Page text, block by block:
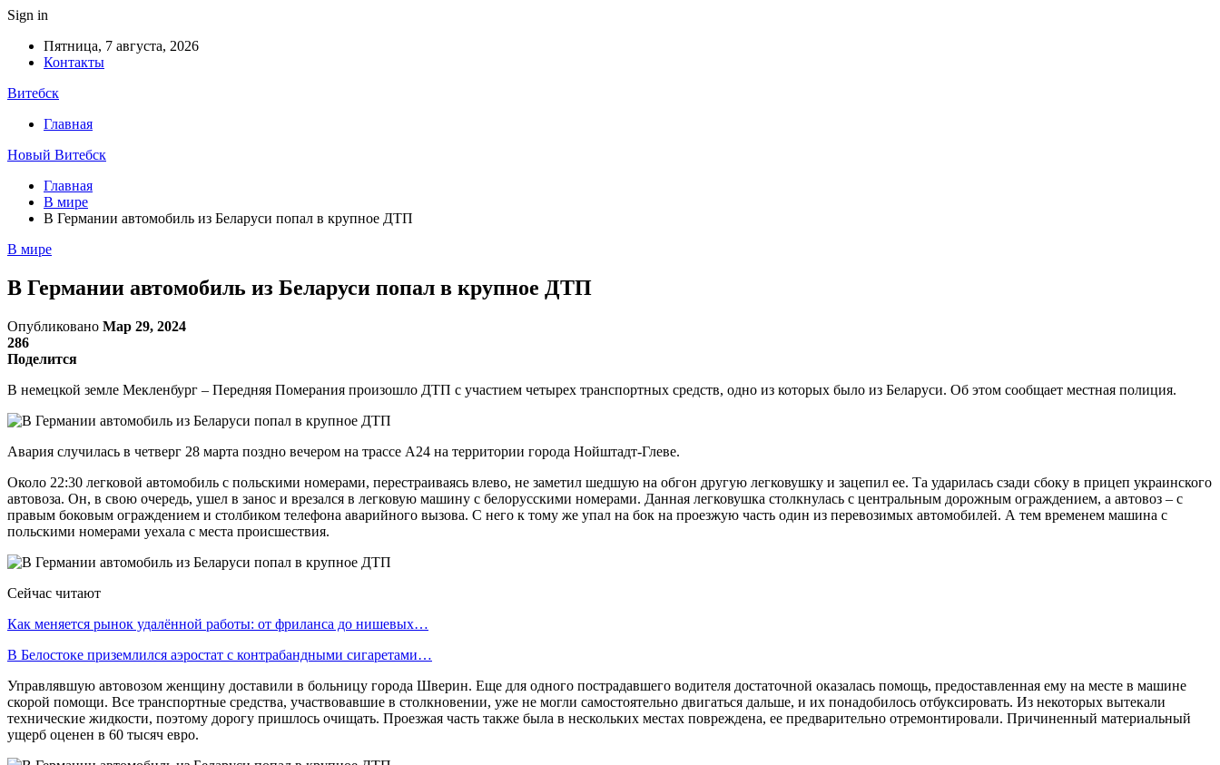
Sign in
Пятница, 7 августа, 2026
Контакты
Витебск
Главная
Новый Витебск
Главная
В мире
В Германии автомобиль из Беларуси попал в крупное ДТП
В мире
В Германии автомобиль из Беларуси попал в крупное ДТП
Опубликовано Мар 29, 2024
286
Поделится
В немецкой земле Мекленбург – Передняя Померания произошло ДТП с участием четырех транспортных средств, одно из которых было из Беларуси. Об этом сообщает местная полиция.
Авария случилась в четверг 28 марта поздно вечером на трассе А24 на территории города Нойштадт-Глеве.
Около 22:30 легковой автомобиль с польскими номерами, перестраиваясь влево, не заметил шедшую на обгон другую легковушку и зацепил ее. Та ударилась сзади сбоку в прицеп украинского
автовоза. Он, в свою очередь, ушел в занос и врезался в легковую машину с белорусскими номерами. Данная легковушка столкнулась с центральным дорожным ограждением, а автовоз – с
правым боковым ограждением и столбиком телефона аварийного вызова. С него к тому же упал на бок на проезжую часть один из перевозимых автомобилей. А тем временем машина с
польскими номерами уехала с места происшествия.
Сейчас читают
Как меняется рынок удалённой работы: от фриланса до нишевых…
В Белостоке приземлился аэростат с контрабандными сигаретами…
Управлявшую автовозом женщину доставили в больницу города Шверин. Еще для одного пострадавшего водителя достаточной оказалась помощь, предоставленная ему на месте в машине
скорой помощи. Все транспортные средства, участвовавшие в столкновении, уже не могли самостоятельно двигаться дальше, и их понадобилось отбуксировать. Из некоторых вытекали
технические жидкости, поэтому дорогу пришлось очищать. Проезжая часть также была в нескольких местах повреждена, ее предварительно отремонтировали. Причиненный материальный
ущерб оценен в 60 тысяч евро.